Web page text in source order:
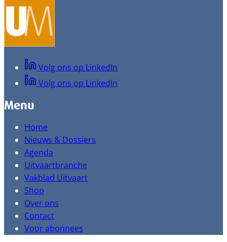
Volg ons op LinkedIn
Volg ons op LinkedIn
Menu
Home
Nieuws & Dossiers
Agenda
Uitvaartbranche
Vakblad Uitvaart
Shop
Over ons
Contact
Voor abonnees